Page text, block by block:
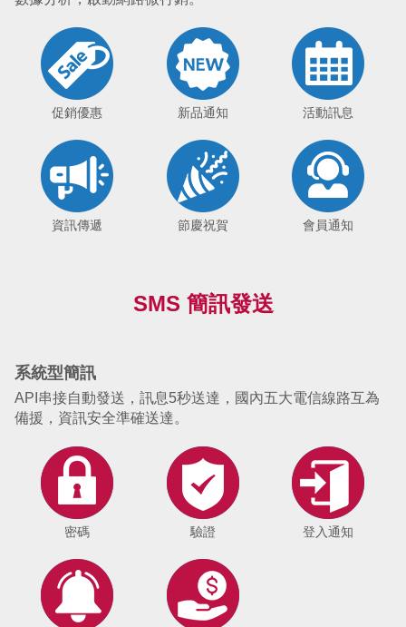
促銷優惠 新品通知 活動訊息
資訊傳遞 節慶祝賀 會員通知
SMS 簡訊發送
系統型簡訊
API串接自動發送，訊息5秒送達，國內五大電信線路互為
備援，資訊安全準確送達。
密碼 驗證 登入通知